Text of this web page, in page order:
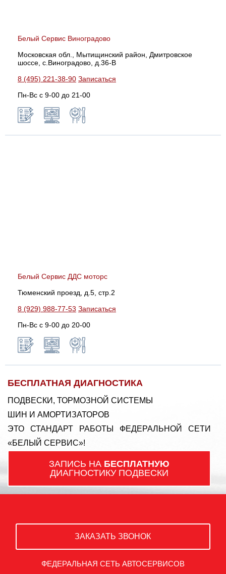
Белый Сервис Виноградово
Московская обл., Мытищинский район, Дмитровское
шоссе, с.Виноградово, д.36-В
8 (495) 221-38-90 Записаться
Пн-Вс с 9-00 до 21-00
Белый Сервис ДДС моторс
Тюменский проезд, д.5, стр.2
8 (929) 988-77-53 Записаться
Пн-Вс c 9-00 до 20-00
БЕСПЛАТНАЯ ДИАГНОСТИКА
ПОДВЕСКИ, ТОРМОЗНОЙ СИСТЕМЫ
ШИН И АМОРТИЗАТОРОВ
ЭТО СТАНДАРТ РАБОТЫ ФЕДЕРАЛЬНОЙ СЕТИ
«БЕЛЫЙ СЕРВИС»!
ЗАПИСЬ НА БЕСПЛАТНУЮ
ДИАГНОСТИКУ ПОДВЕСКИ
ЗАКАЗАТЬ ЗВОНОК
ФЕДЕРАЛЬНАЯ СЕТЬ АВТОСЕРВИСОВ